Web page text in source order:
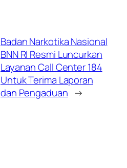
Badan Narkotika Nasional
BNN RI Resmi Luncurkan
Layanan Call Center 184
Untuk Terima Laporan
dan Pengaduan →